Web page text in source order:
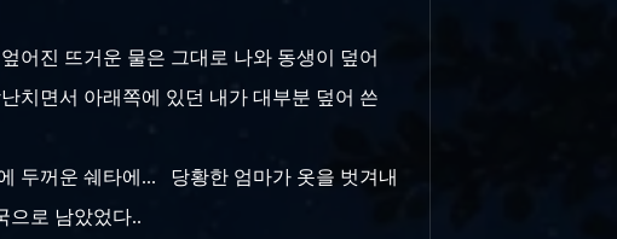
어진 뜨거운 물은 그대로 나와 동생이 덮어
치면서 아래쪽에 있던 내가 대부분 덮어 쓴
두꺼운 쉐타에... 당황한 엄마가 옷을 벗겨내
으로 남았었다..